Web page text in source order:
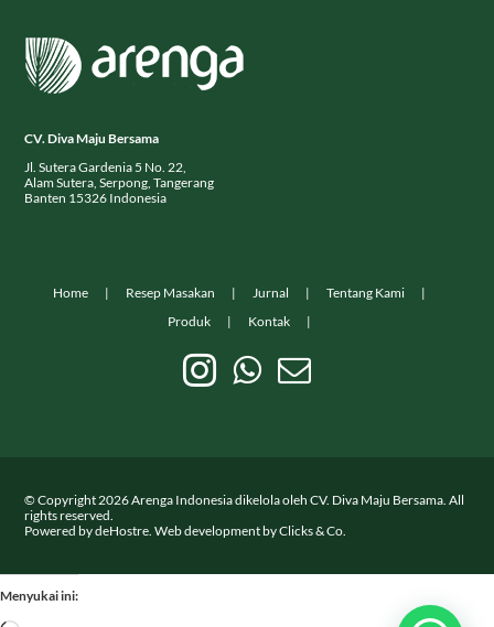
CV. Diva Maju Bersama
Jl. Sutera Gardenia 5 No. 22,
Alam Sutera, Serpong, Tangerang
Banten 15326 Indonesia
Home Resep Masakan Jurnal
Tentang Kami
Produk
Kontak
© Copyright 2026Arenga Indonesia dikelola oleh CV. Diva Maju Bersama. All
rights reserved.
Powered bydeHostre . Web development byClicks & Co.
Menyukai ini: